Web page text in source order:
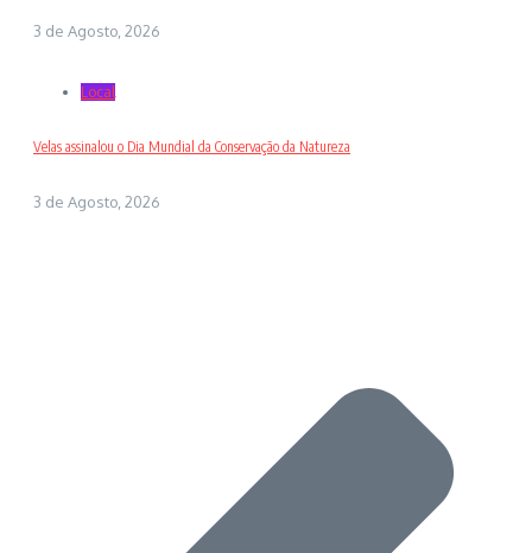
3 de Agosto, 2026
Local
Velas assinalou o Dia Mundial da Conservação da Natureza
3 de Agosto, 2026